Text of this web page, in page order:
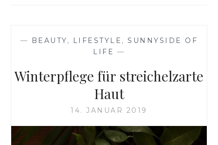
— BEAUTY, LIFESTYLE ,SUNNYSIDE OF
LIFE —
Winterpflege für streichelzarte
Haut
14. JANUAR 2019